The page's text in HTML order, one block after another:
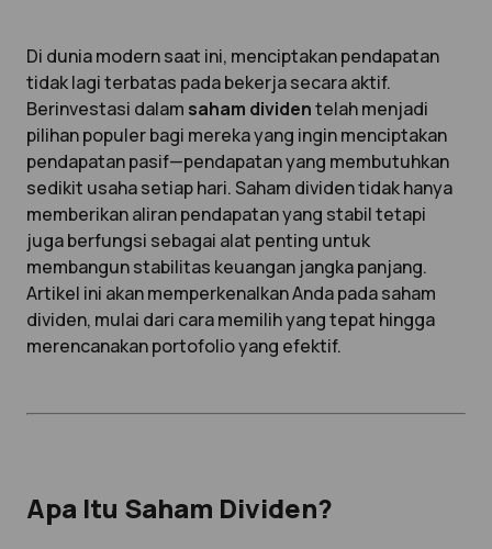
Di dunia modern saat ini, menciptakan pendapatan
tidak lagi terbatas pada bekerja secara aktif.
Berinvestasi dalam saham dividentelah menjadi
pilihan populer bagi mereka yang ingin menciptakan
pendapatan pasif—pendapatan yang membutuhkan
sedikit usaha setiap hari. Saham dividen tidak hanya
memberikan aliran pendapatan yang stabil tetapi
juga berfungsi sebagai alat penting untuk
membangun stabilitas keuangan jangka panjang.
Artikel ini akan memperkenalkan Anda pada saham
dividen, mulai dari cara memilih yang tepat hingga
merencanakan portofolio yang efektif.
Apa Itu Saham Dividen?